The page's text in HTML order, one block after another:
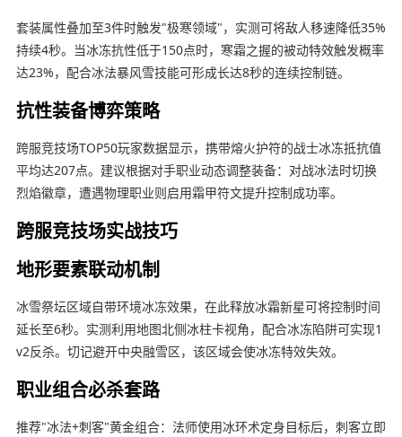
套装属性叠加至3件时触发"极寒领域"，实测可将敌人移速降低35%
持续4秒。当冰冻抗性低于150点时，寒霜之握的被动特效触发概率
达23%，配合冰法暴风雪技能可形成长达8秒的连续控制链。
抗性装备博弈策略
跨服竞技场TOP50玩家数据显示，携带熔火护符的战士冰冻抵抗值
平均达207点。建议根据对手职业动态调整装备：对战冰法时切换
烈焰徽章，遭遇物理职业则启用霜甲符文提升控制成功率。
跨服竞技场实战技巧
地形要素联动机制
冰雪祭坛区域自带环境冰冻效果，在此释放冰霜新星可将控制时间
延长至6秒。实测利用地图北侧冰柱卡视角，配合冰冻陷阱可实现1
v2反杀。切记避开中央融雪区，该区域会使冰冻特效失效。
职业组合必杀套路
推荐"冰法+刺客"黄金组合：法师使用冰环术定身目标后，刺客立即